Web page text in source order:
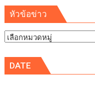
หัวข้อข่าว
หัวข้อ
DATE